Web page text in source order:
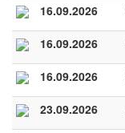
16.09.2026
16.09.2026
16.09.2026
23.09.2026